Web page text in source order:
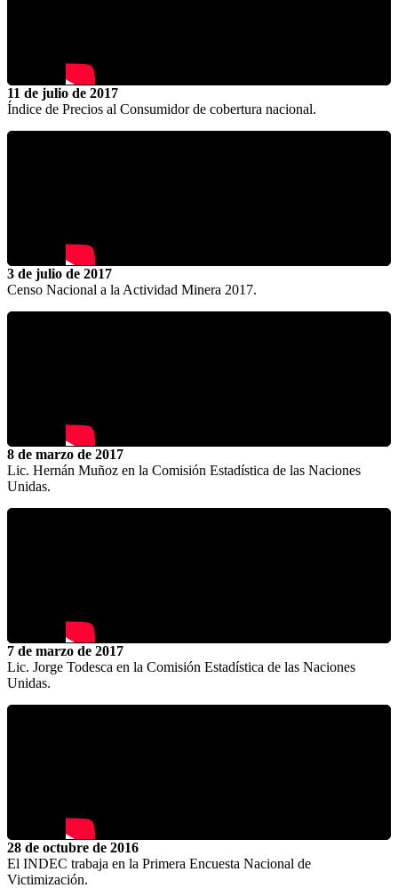
11 de julio de 2017
Índice de Precios al Consumidor de cobertura nacional.
3 de julio de 2017
Censo Nacional a la Actividad Minera 2017.
8 de marzo de 2017
Lic. Hernán Muñoz en la Comisión Estadística de las Naciones
Unidas.
7 de marzo de 2017
Lic. Jorge Todesca en la Comisión Estadística de las Naciones
Unidas.
28 de octubre de 2016
El INDEC trabaja en la Primera Encuesta Nacional de
Victimización.